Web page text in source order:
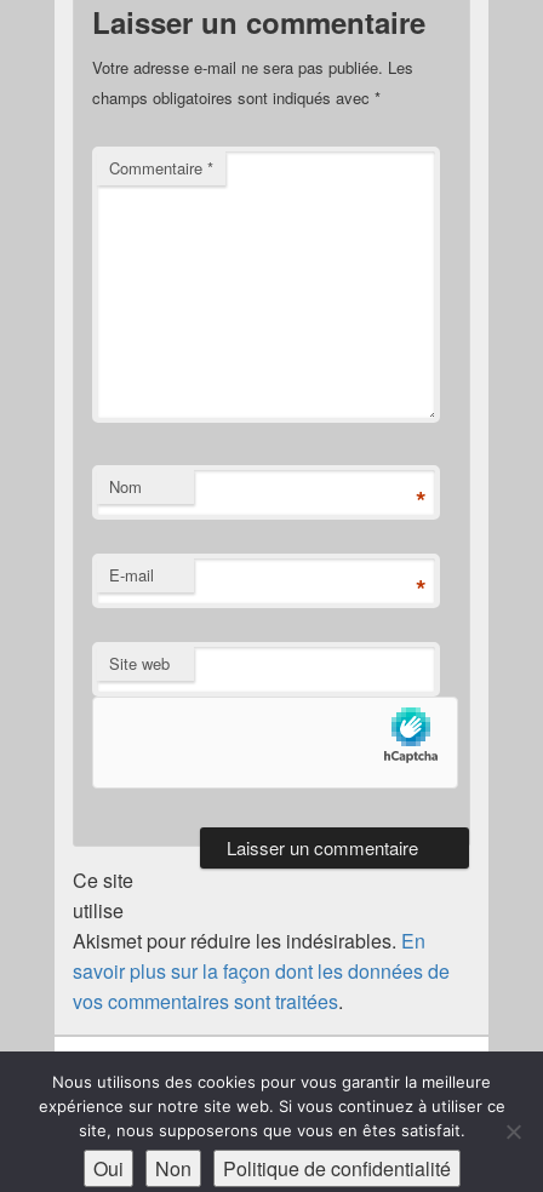
Laisser un commentaire
Votre adresse e-mail ne sera pas publiée. Les
champs obligatoires sont indiqués avec *
Commentaire *
Nom *
E-mail *
Site web
Ce site
utilise
Akismet pour réduire les indésirables. En
savoir plus sur la façon dont les données de
vos commentaires sont traitées.
Copyright © 2026JKCF . Tous droits réservés.Politique de
confidentialité
Thème : Catch Box parThèmes Catch
Nous utilisons des cookies pour vous garantir la meilleure
expérience sur notre site web. Si vous continuez à utiliser ce
site, nous supposerons que vous en êtes satisfait.
Oui Non Politique de confidentialité